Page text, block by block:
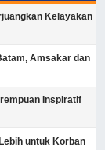
Kelayakan
Amsakar dan
Inspiratif
untuk Korban